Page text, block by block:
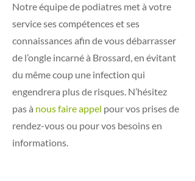
Notre équipe de podiatres met à votre
service ses compétences et ses
connaissances afin de vous débarrasser
de l’ongle incarné à Brossard, en évitant
du même coup une infection qui
engendrera plus de risques. N’hésitez
pas à nous faire appel pour vos prises de
rendez-vous ou pour vos besoins en
informations.